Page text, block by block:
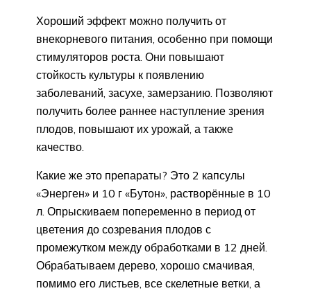
Хороший эффект можно получить от
внекорневого питания, особенно при помощи
стимуляторов роста. Они повышают
стойкость культуры к появлению
заболеваний, засухе, замерзанию. Позволяют
получить более раннее наступление зрения
плодов, повышают их урожай, а также
качество.
Какие же это препараты? Это 2 капсулы
«Энерген» и 10 г «Бутон», растворённые в 10
л. Опрыскиваем попеременно в период от
цветения до созревания плодов с
промежутком между обработками в 12 дней.
Обрабатываем дерево, хорошо смачивая,
помимо его листьев, все скелетные ветки, а